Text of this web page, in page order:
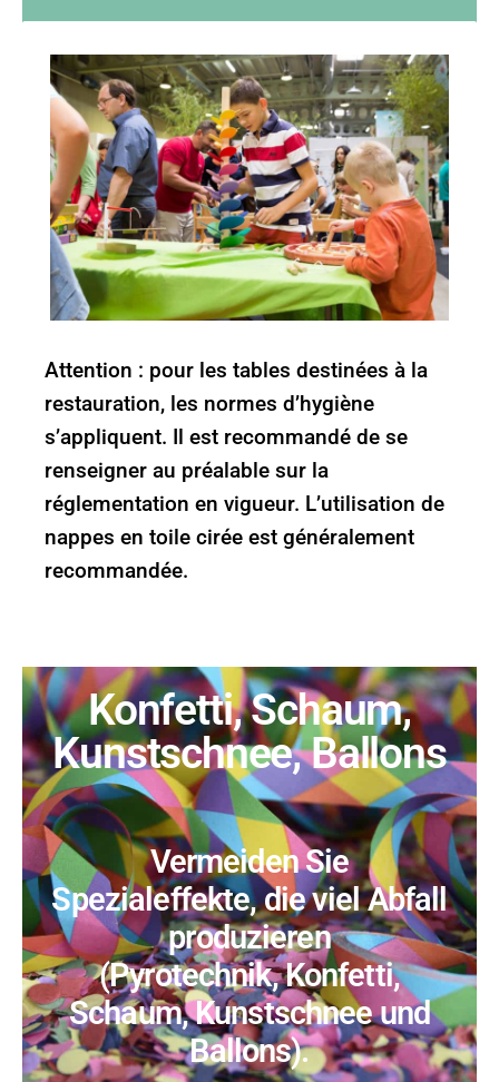
Attention : pour les tables destinées à la
restauration, les normes d’hygiène
s’appliquent. Il est recommandé de se
renseigner au préalable sur la
réglementation en vigueur. L’utilisation de
nappes en toile cirée est généralement
recommandée.
Konfetti, Schaum,
Kunstschnee, Ballons
Vermeiden Sie
Spezialeffekte, die viel Abfall
produzieren
(Pyrotechnik, Konfetti,
Schaum, Kunstschnee und
Ballons).